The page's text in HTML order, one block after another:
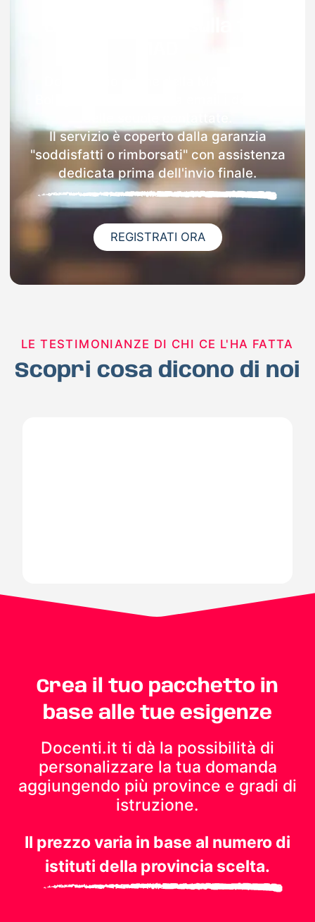
Il servizio è coperto dalla garanzia
"soddisfatti o rimborsati" con assistenza
dedicata prima dell'invio finale.
REGISTRATI ORA
LE TESTIMONIANZE DI CHI CE L'HA FATTA
Scopri cosa dicono di noi
Crea il tuo pacchetto in
base alle tue esigenze
Docenti.it ti dà la possibilità di
personalizzare la tua domanda
aggiungendo più province e gradi di
istruzione.
Il prezzo varia in base al numero di
istituti della provincia scelta.